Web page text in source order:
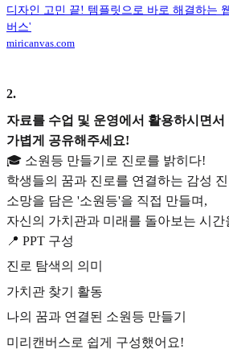
디자인 고민 끝! 템플릿으로 바로 해결하는
버스'
miricanvas.com
2.
자료를 수업 및 운영에서 활용하시면
가볍게 공유해주세요!
🎓 소원등 만들기로 진로를 밝히다!
학생들의 꿈과 진로를 연결하는 감성
소망을 담은 '소원등'을 직접 만들며,
자신의 가치관과 미래를 돌아보는 시간
📍 PPT 구성
진로 탐색의 의미
가치관 찾기 활동
나의 꿈과 연결된 소원등 만들기
미리캔버스로 쉽게 구성했어요!